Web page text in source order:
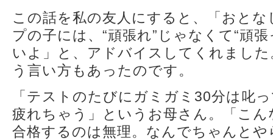
この話を私の友人にすると、「おと
プの子には、“頑張れ”じゃなくて“頑
いよ」と、アドバイスしてくれまし
う言い方もあったのです。
「テストのたびにガミガミ30分は叱
疲れちゃう」というお母さん。「こ
合格するのは無理。なんでちゃんと